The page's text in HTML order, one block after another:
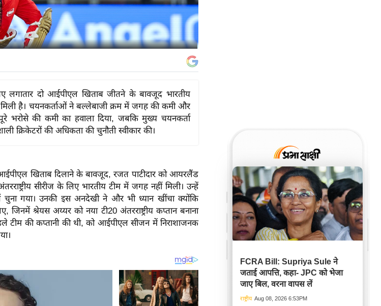
लगातार दो आईपीएल खिताब जीतने के बावजूद भारतीय
मिली है। चयनकर्ताओं ने बल्लेबाजी क्रम में जगह की कमी और
भरोसे की कमी का हवाला दिया, जबकि मुख्य चयनकर्ता
क्रिकेटरों की अधिकता की चुनौती स्वीकार की।
खिताब दिलाने के बावजूद, रजत पाटीदार को आयरलैंड
सीरीज के लिए भारतीय टीम में जगह नहीं मिली। उन्हें
गया। उनकी इस अनदेखी ने और भी ध्यान खींचा क्योंकि
श्रेयस अय्यर को नया टी20 अंतरराष्ट्रीय कप्तान बनाना
टीम की कप्तानी की थी, को आईपीएल सीजन में निराशाजनक
FCRA Bill: Supriya Sule ने
जताई आपत्ति, कहा- JPC को भेजा
जाए बिल, वरना वापस लें
राष्ट्रीय Aug 08, 2026 6:53PM